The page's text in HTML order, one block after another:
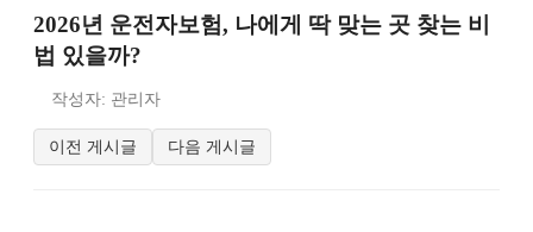
2026년 운전자보험, 나에게 딱 맞는 곳 찾는 비
법 있을까?
작성자: 관리자
이전 게시글 다음 게시글